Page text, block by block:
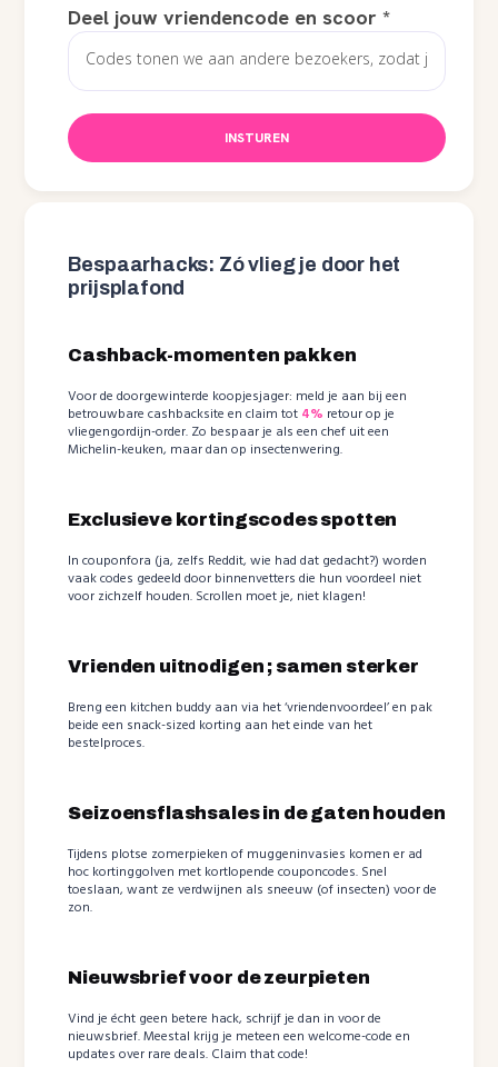
Deel jouw vriendencode en scoor*
INSTUREN
Bespaarhacks: Zó vlieg je door het
prijsplafond
Cashback-momenten pakken
Voor de doorgewinterde koopjesjager: meld je aan bij een
betrouwbare cashbacksite en claim tot 4% retour op je
vliegengordijn-order. Zo bespaar je als een chef uit een
Michelin-keuken, maar dan op insectenwering.
Exclusieve kortingscodes spotten
In couponfora (ja, zelfs Reddit, wie had dat gedacht?) worden
vaak codes gedeeld door binnenvetters die hun voordeel niet
voor zichzelf houden. Scrollen moet je, niet klagen!
Vrienden uitnodigen ; samen sterker
Breng een kitchen buddy aan via het ‘vriendenvoordeel’ en pak
beide een snack-sized korting aan het einde van het
bestelproces.
Seizoensflashsales in de gaten houden
Tijdens plotse zomerpieken of muggeninvasies komen er ad
hoc kortinggolven met kortlopende couponcodes. Snel
toeslaan, want ze verdwijnen als sneeuw (of insecten) voor de
zon.
Nieuwsbrief voor de zeurpieten
Vind je écht geen betere hack, schrijf je dan in voor de
nieuwsbrief. Meestal krijg je meteen een welcome-code en
updates over rare deals. Claim that code!